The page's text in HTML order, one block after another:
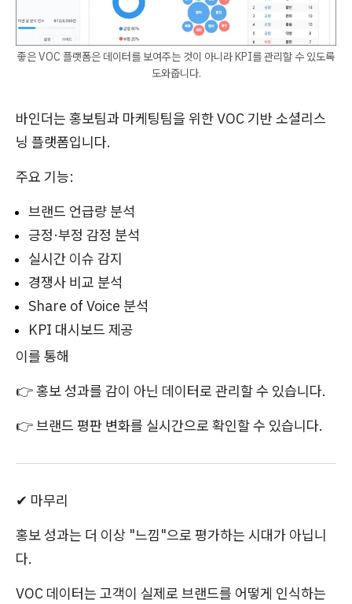
좋은 VOC 플랫폼은 데이터를 보여주는 것이 아니라 KPI를 관리할 수 있도록
도와줍니다.
바인더는 홍보팀과 마케팅팀을 위한 VOC 기반 소셜리스
닝 플랫폼입니다.
주요 기능:
브랜드 언급량 분석
긍정·부정 감정 분석
실시간 이슈 감지
경쟁사 비교 분석
Share of Voice 분석
KPI 대시보드 제공
이를 통해
👉 홍보 성과를 감이 아닌 데이터로 관리할 수 있습니다.
👉 브랜드 평판 변화를 실시간으로 확인할 수 있습니다.
✔ 마무리
홍보 성과는 더 이상 "느낌"으로 평가하는 시대가 아닙니
다.
VOC 데이터는 고객이 실제로 브랜드를 어떻게 인식하는